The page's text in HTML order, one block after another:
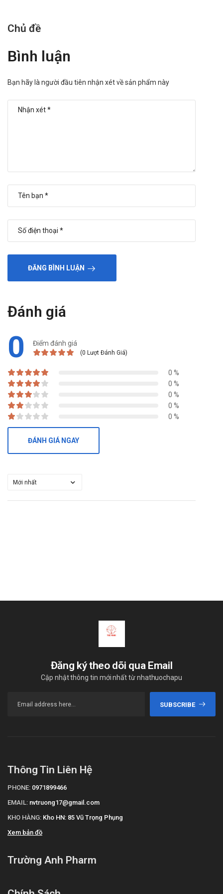
Chủ đề
Bình luận
Bạn hãy là người đầu tiên nhận xét về sản phẩm này
ĐĂNG BÌNH LUẬN
Đánh giá
0 Điểm đánh giá
(0 Lượt Đánh Giá)
0 %
0 %
0 %
0 %
0 %
ĐÁNH GIÁ NGAY
Đăng ký theo dõi qua Email
Cập nhật thông tin mới nhất từ nhathuochapu
SUBSCRIBE
Thông Tin Liên Hệ
PHONE: 0971899466
EMAIL: nvtruong17@gmail.com
KHO HÀNG: Kho HN: 85 Vũ Trọng Phụng
Xem bản đồ
Trường Anh Pharm